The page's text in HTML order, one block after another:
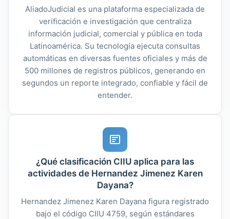
AliadoJudicial es una plataforma especializada de
verificación e investigación que centraliza
información judicial, comercial y pública en toda
Latinoamérica. Su tecnología ejecuta consultas
automáticas en diversas fuentes oficiales y más de
500 millones de registros públicos, generando en
segundos un reporte integrado, confiable y fácil de
entender.
¿Qué clasificación CIIU aplica para las
actividades de Hernandez Jimenez Karen
Dayana?
Hernandez Jimenez Karen Dayana figura registrado
bajo el código CIIU 4759, según estándares